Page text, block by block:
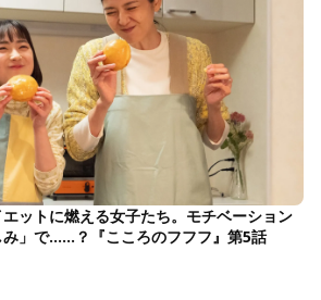
ットに燃える女子たち。モチベーション
み」で……？『こころのフフフ』第5話